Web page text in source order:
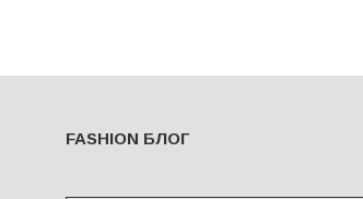
FASHION БЛОГ